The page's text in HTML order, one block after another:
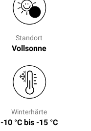
Standort
Vollsonne
Winterhärte
-10 °C bis -15 °C